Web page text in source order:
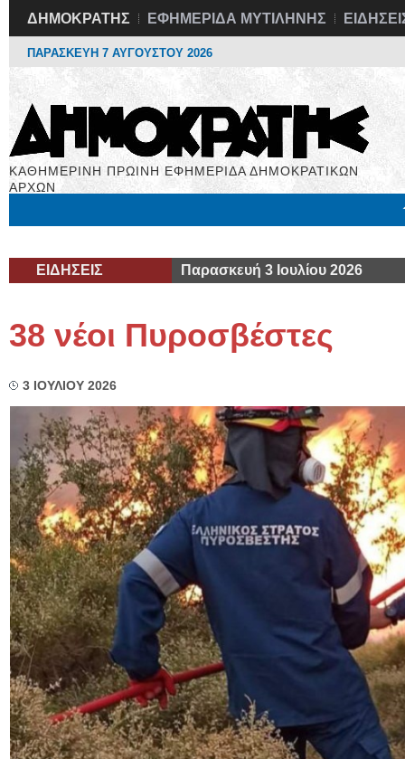
ΔΗΜΟΚΡΑΤΗΣ ΕΦΗΜΕΡΙΔΑ ΜΥΤΙΛΗΝΗΣ
ΠΑΡΑΣΚΕΥΗ 7 ΑΥΓΟΥΣΤΟΥ 2026
ΚΑΘΗΜΕΡΙΝΗ ΠΡΩΙΝΗ ΕΦΗΜΕΡΙΔΑ ΔΗΜΟΚΡΑΤΙΚΩΝ
ΑΡΧΩΝ
ΕΙΔΗΣΕΙΣ Παρασκευή 3 Ιουλίου 2026
38 νέοι Πυροσβέστες
3 ΙΟΥΛΙΟΥ 2026